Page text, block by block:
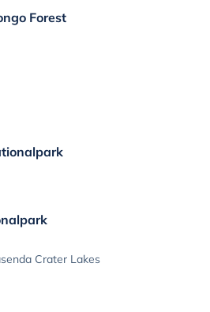
Forest
Crater Lakes